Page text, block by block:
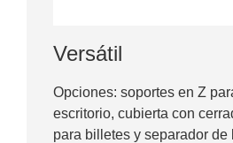
Versátil
Opciones: soportes en Z
escritorio, cubierta con
para billetes y separador de